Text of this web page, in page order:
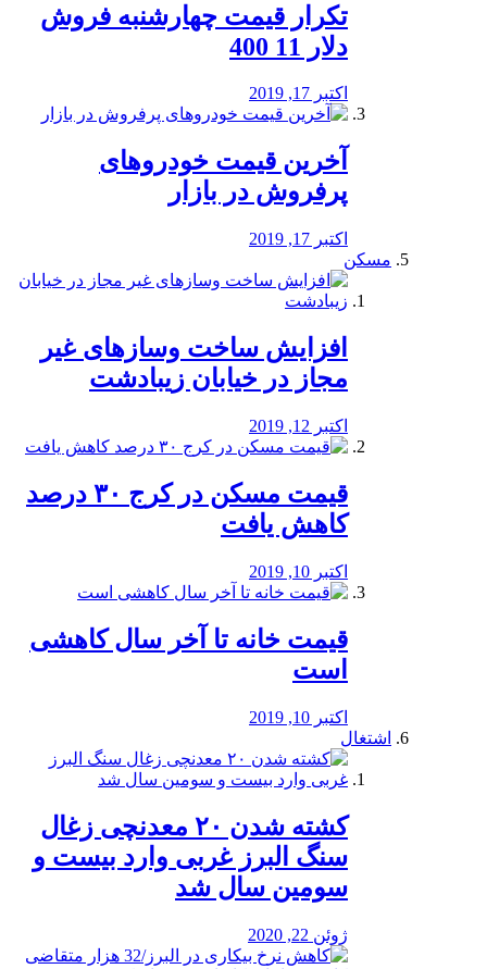
تکرار قیمت چهارشنبه فروش
دلار 11 400
اکتبر 17, 2019
آخرین قیمت خودرو‌های
پرفروش در بازار
اکتبر 17, 2019
مسکن
افزایش ساخت وسازهای غیر
مجاز در خیابان زیبادشت
اکتبر 12, 2019
️قیمت مسکن در کرج ۳۰ درصد
کاهش یافت
اکتبر 10, 2019
قیمت خانه تا آخر سال کاهشی
است
اکتبر 10, 2019
اشتغال
کشته شدن ۲۰ معدنچی زغال
سنگ البرز غربی وارد بیست و
سومین سال شد
ژوئن 22, 2020